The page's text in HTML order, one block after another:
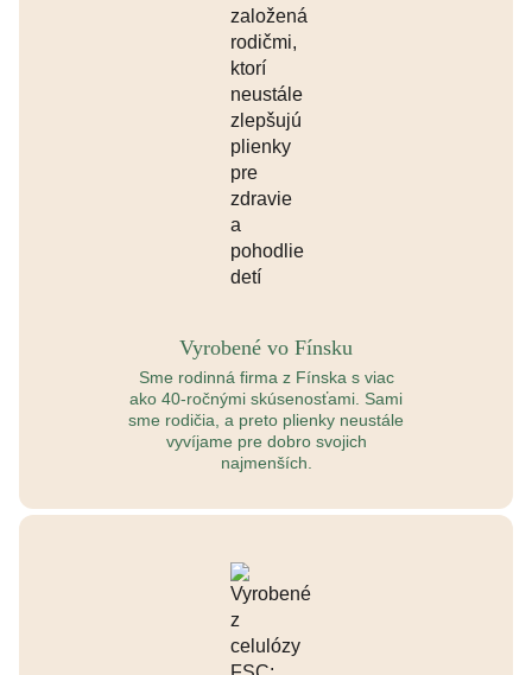
Vyrobené vo Fínsku
Sme rodinná firma z Fínska s viac
ako 40-ročnými skúsenosťami. Sami
sme rodičia, a preto plienky neustále
vyvíjame pre dobro svojich
najmenších.